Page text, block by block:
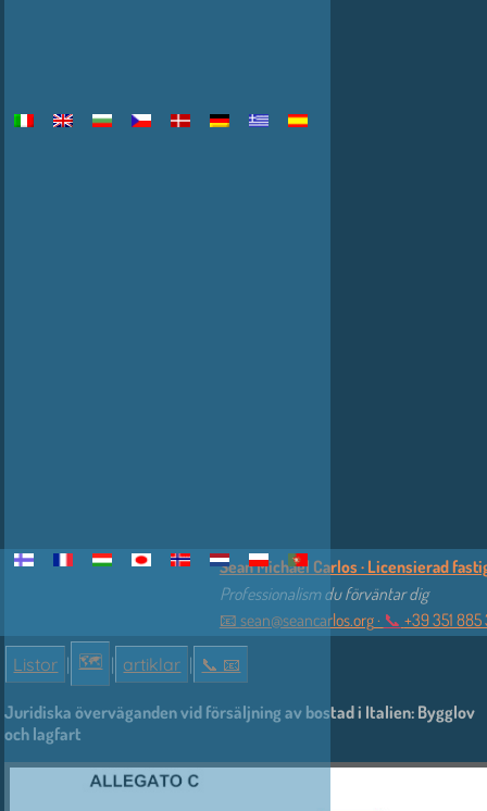
Sean Michael Carlos · Licensierad
Professionalism du förväntar dig
📧 sean@seancarlos.org· 📞 +39 351
Listor | 🗺 | artiklar | 📞︎ 📧
Juridiska överväganden vid försäljning av bostad i Italien: Bygglov
och lagfart